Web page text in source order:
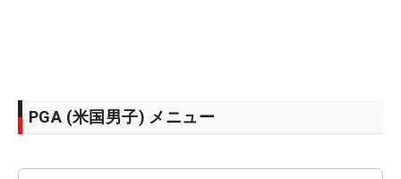
PGA (米国男子) メニュー